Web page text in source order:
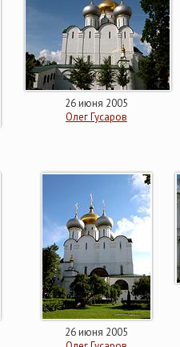
26 июня 2005
Олег Гусаров
26 июня 2005